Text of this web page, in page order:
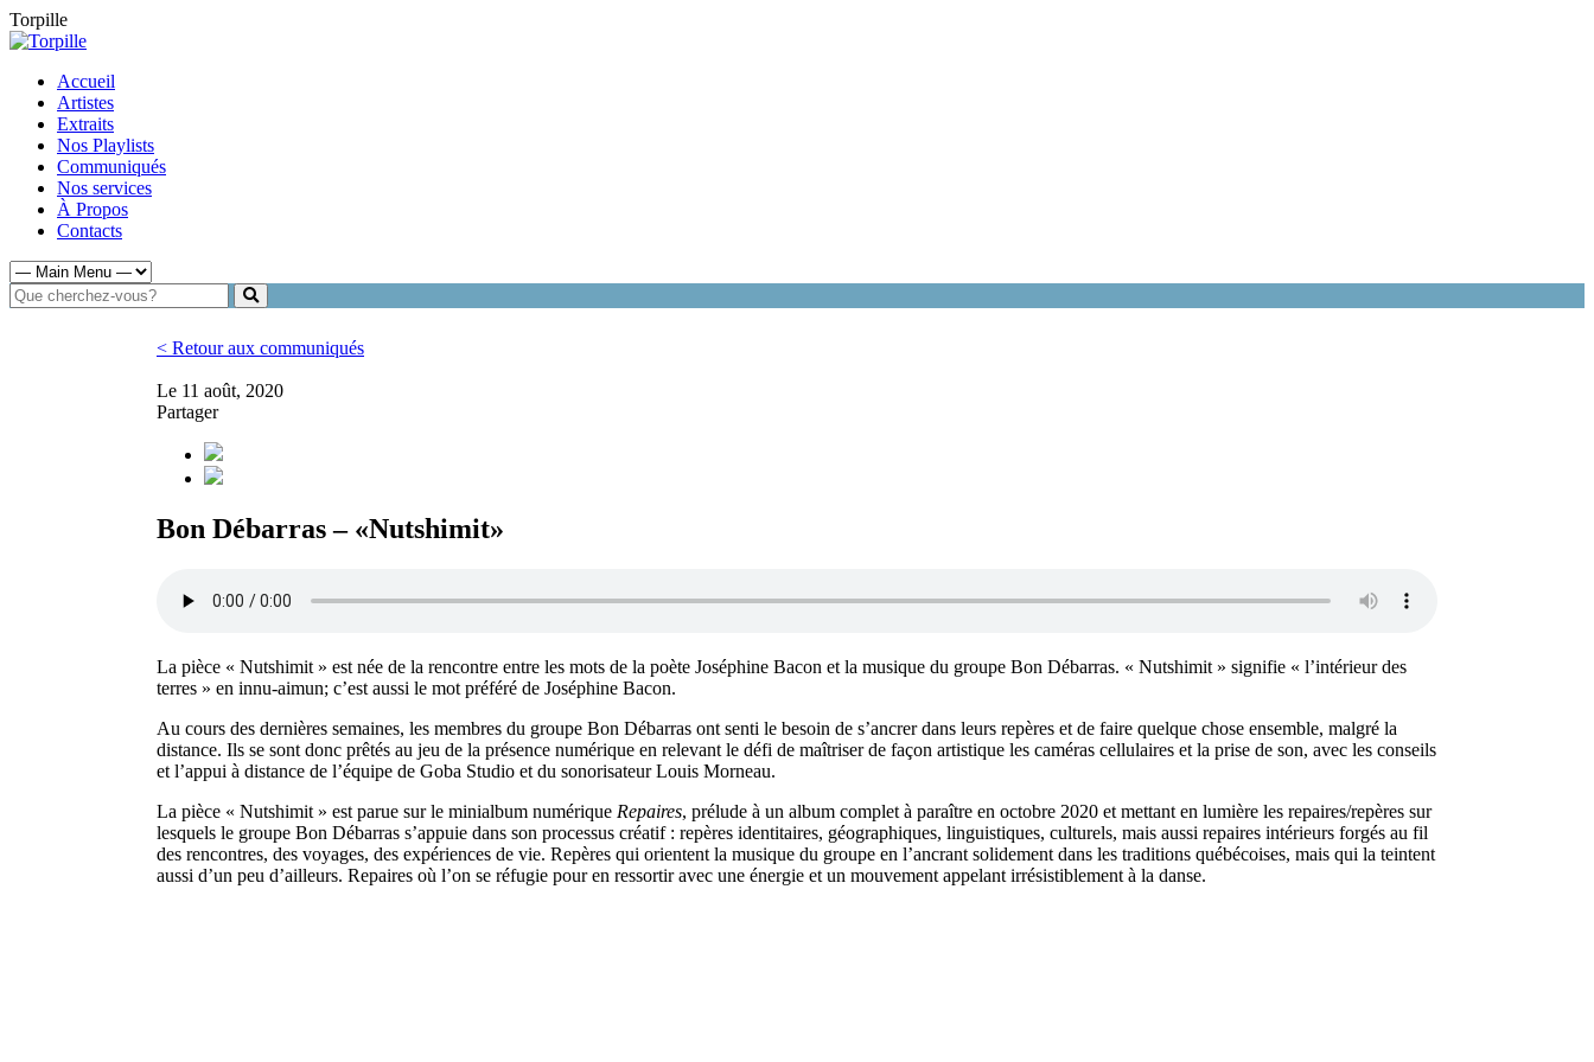
Torpille
Accueil
Artistes
Extraits
Nos Playlists
Communiqués
Nos services
À Propos
Contacts
< Retour aux communiqués
Le 11 août, 2020
Partager
Bon Débarras – «Nutshimit»
La pièce « Nutshimit » est née de la rencontre entre les mots de la poète Joséphine Bacon et la musique du groupe Bon Débarras. « Nutshimit » signifie « l’intérieur des
terres » en innu-aimun; c’est aussi le mot préféré de Joséphine Bacon.
Au cours des dernières semaines, les membres du groupe Bon Débarras ont senti le besoin de s’ancrer dans leurs repères et de faire quelque chose ensemble, malgré la
distance. Ils se sont donc prêtés au jeu de la présence numérique en relevant le défi de maîtriser de façon artistique les caméras cellulaires et la prise de son, avec les conseils
et l’appui à distance de l’équipe de Goba Studio et du sonorisateur Louis Morneau.
La pièce « Nutshimit » est parue sur le minialbum numérique Repaires, prélude à un album complet à paraître en octobre 2020 et mettant en lumière les repaires/repères sur
lesquels le groupe Bon Débarras s’appuie dans son processus créatif : repères identitaires, géographiques, linguistiques, culturels, mais aussi repaires intérieurs forgés au fil
des rencontres, des voyages, des expériences de vie. Repères qui orientent la musique du groupe en l’ancrant solidement dans les traditions québécoises, mais qui la teintent
aussi d’un peu d’ailleurs. Repaires où l’on se réfugie pour en ressortir avec une énergie et un mouvement appelant irrésistiblement à la danse.